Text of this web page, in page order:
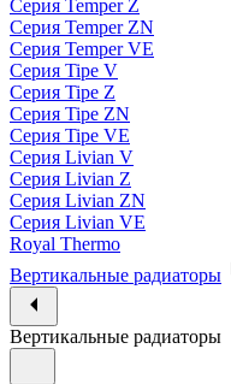
Серия Temper Z
Серия Temper ZN
Серия Temper VE
Серия Tipe V
Серия Tipe Z
Серия Tipe ZN
Серия Tipe VE
Серия Livian V
Серия Livian Z
Серия Livian ZN
Серия Livian VE
Royal Thermo
Вертикальные радиаторы
Вертикальные радиаторы